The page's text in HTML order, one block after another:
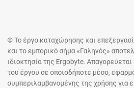
© Το έργο καταχώρησης και
και το εμπορικό σήμα «Γαληνός»
ιδιοκτησία της Ergobyte.
του έργου σε οποιοδήποτε μέσο,
συμπεριλαμβανομένης της χρήσης για